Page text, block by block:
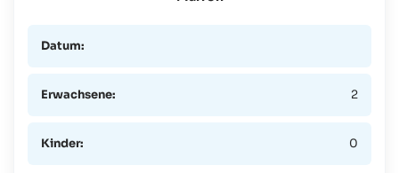
Datum:
Erwachsene: 2
Kinder: 0